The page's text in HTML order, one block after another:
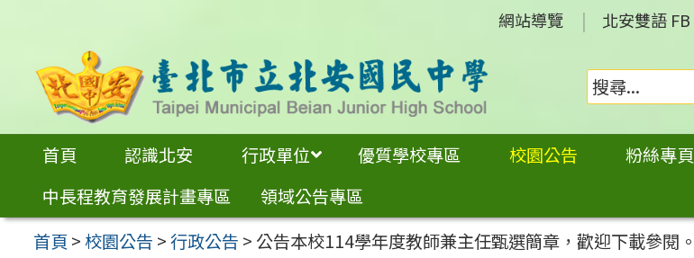
內
網站導覽 北安雙語 FB
首頁 認識北安 行政單位 優質學校專區 校園公告 粉絲專頁
中長程教育發展計畫專區
領域公告專區
首頁 >校園公告 >行政公告 > 公告本校114學年度教師兼主任甄選簡章，歡迎下載參閱。